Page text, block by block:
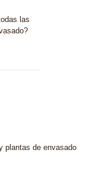
las
plantas de envasado